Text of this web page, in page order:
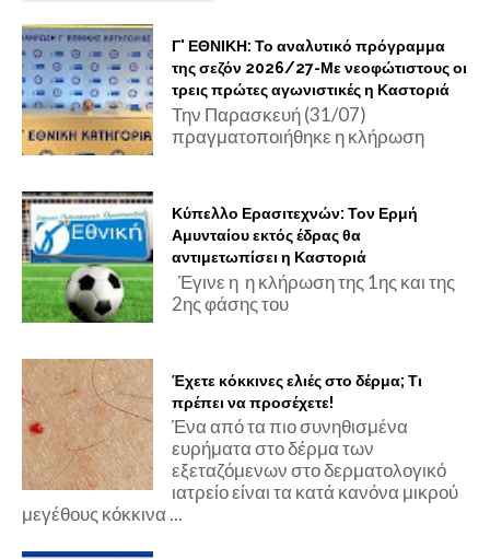
Γ' ΕΘΝΙΚΗ: Το αναλυτικό πρόγραμμα
της σεζόν 2026/27-Με νεοφώτιστους οι
τρεις πρώτες αγωνιστικές η Καστοριά
Την Παρασκευή (31/07)
πραγματοποιήθηκε η κλήρωση
Κύπελλο Ερασιτεχνών: Τον Ερμή
Αμυνταίου εκτός έδρας θα
αντιμετωπίσει η Καστοριά
Έγινε η η κλήρωση της 1ης και της
2ης φάσης του
Έχετε κόκκινες ελιές στο δέρμα; Τι
πρέπει να προσέχετε!
Ένα από τα πιο συνηθισμένα
ευρήματα στο δέρμα των
εξεταζόμενων στο δερματολογικό
ιατρείο είναι τα κατά κανόνα μικρού
μεγέθους κόκκινα ...